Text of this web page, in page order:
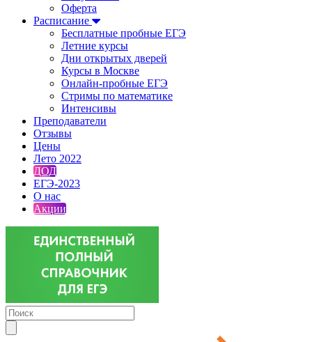
Оферта
Расписание
Бесплатные пробные ЕГЭ
Летние курсы
Дни открытых дверей
Курсы в Москве
Онлайн-пробные ЕГЭ
Стримы по математике
Интенсивы
Преподаватели
Отзывы
Цены
Лето 2022
ДОД
ЕГЭ-2023
О нас
Акции